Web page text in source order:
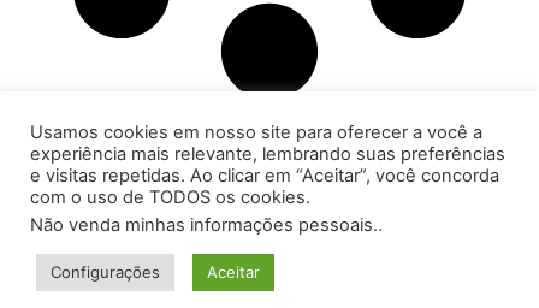
PONotícias
- Todos os direitos reservados -
Usamos cookies em nosso site para oferecer a você a
experiência mais relevante, lembrando suas preferências
e visitas repetidas. Ao clicar em “Aceitar”, você concorda
com o uso de TODOS os cookies.
Não venda minhas informações pessoais..
Configurações Aceitar